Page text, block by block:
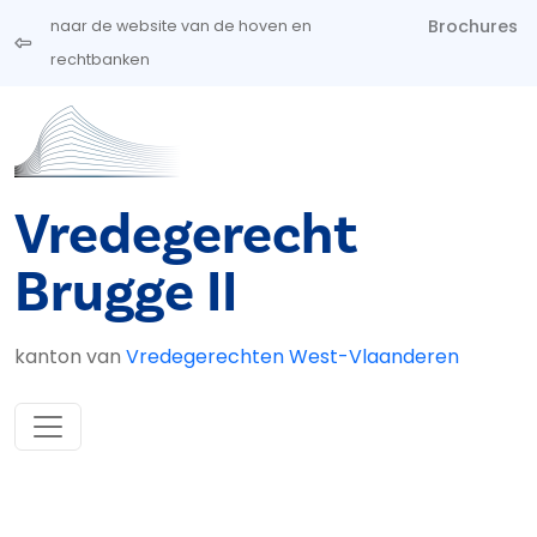
Overslaan en naar de inhoud gaan
naar de website van de hoven en
rechtbanken
Brochures
Vredegerecht
Brugge II
kanton van Vredegerechten West-Vlaanderen